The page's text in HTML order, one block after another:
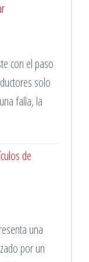
Servicios
Cerca
de
Tí
Región
con el paso
solo
falla, la
de
una
por un